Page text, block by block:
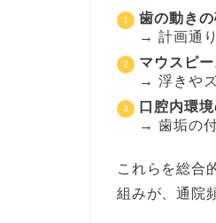
歯の動き
→ 計画通
マウスピ
→ 浮きや
口腔内環
→ 歯垢の
これらを総合
組みが、通院